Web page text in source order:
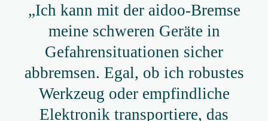
„Ich kann mit der aidoo-Bremse
meine schweren Geräte in
Gefahrensituationen sicher
abbremsen. Egal, ob ich robustes
Werkzeug oder empfindliche
Elektronik transportiere, das